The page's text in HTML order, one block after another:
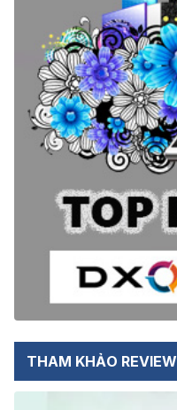
THAM KHẢO REVIEW